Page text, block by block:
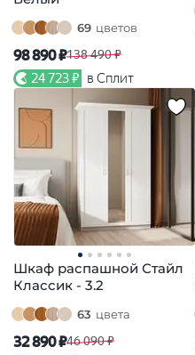
69 цветов
98 890 ₽138 490 ₽
24 723 ₽ в Сплит
Шкаф распашной Стайл
Классик - 3.2
63 цвета
32 890 ₽46 090 ₽